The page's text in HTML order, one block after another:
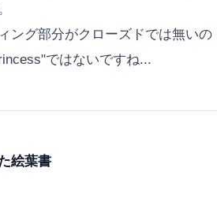
ング部分がクローズドでは無いの
ではないですね...
絵葉書